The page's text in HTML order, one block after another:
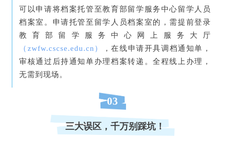
可以申请将档案托管至教育部留学服务中心留学人员
档案室。申请托管至留学人员档案室的，需提前登录
教育部留学服务中心网上服务大厅
（zwfw.cscse.edu.cn）
，在线申请开具调档通知单，
审核通过后持通知单办理档案转递。全程线上办理，
无需到现场。
03
三大误区，千万别踩坑！